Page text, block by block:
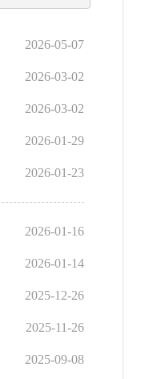
2026-05-07
2026-03-02
2026-03-02
2026-01-29
2026-01-23
2026-01-16
2026-01-14
2025-12-26
2025-11-26
2025-09-08